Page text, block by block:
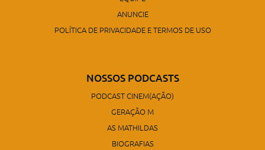
ANUNCIE
POLÍTICA DE PRIVACIDADE E TERMOS DE USO
NOSSOS PODCASTS
PODCAST CINEM(AÇÃO)
GERAÇÃO M
AS MATHILDAS
BIOGRAFIAS